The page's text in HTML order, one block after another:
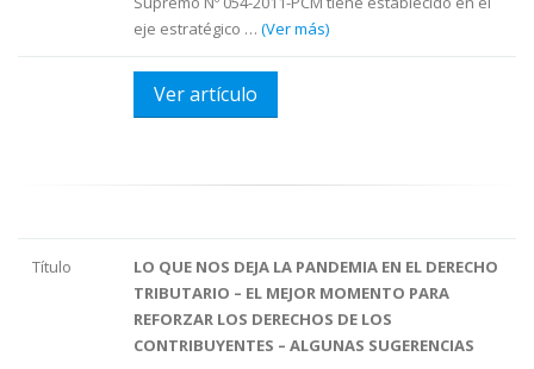
eje estratégico … (Ver más)
Ver artículo
Título
LO QUE NOS DEJA LA PANDEMIA EN EL DERECHO
TRIBUTARIO – EL MEJOR MOMENTO PARA
REFORZAR LOS DERECHOS DE LOS
CONTRIBUYENTES – ALGUNAS SUGERENCIAS